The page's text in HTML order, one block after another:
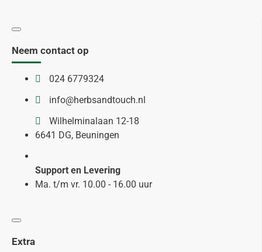
Neem contact op
024 6779324
info@herbsandtouch.nl
Wilhelminalaan 12-18
6641 DG, Beuningen
Support en Levering
Ma. t/m vr. 10.00 - 16.00 uur
Extra